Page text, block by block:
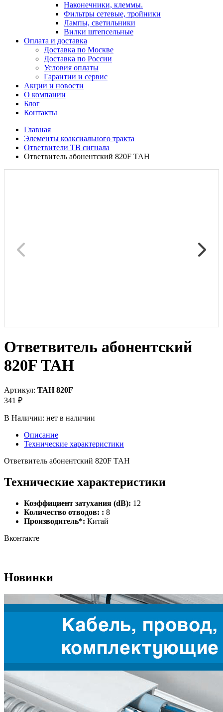
Наконечники, клеммы.
Фильтры сетевые, тройники
Лампы, светильники
Вилки штепсельные
Оплата и доставка
Доставка по Москве
Доставка по России
Условия оплаты
Гарантии и сервис
Акции и новости
О компании
Блог
Контакты
Главная
Элементы коаксиального тракта
Ответвители ТВ сигнала
Ответвитель абонентский 820F TAH
Ответвитель абонентский
820F TAH
Артикул: TAH 820F
341 ₽
В Наличии: нет в наличии
Описание
Технические характеристики
Ответвитель абонентский 820F TAH
Технические характеристики
Коэффициент затухания (dB): 12
Количество отводов: : 8
Производитель*: Китай
Вконтакте
Новинки